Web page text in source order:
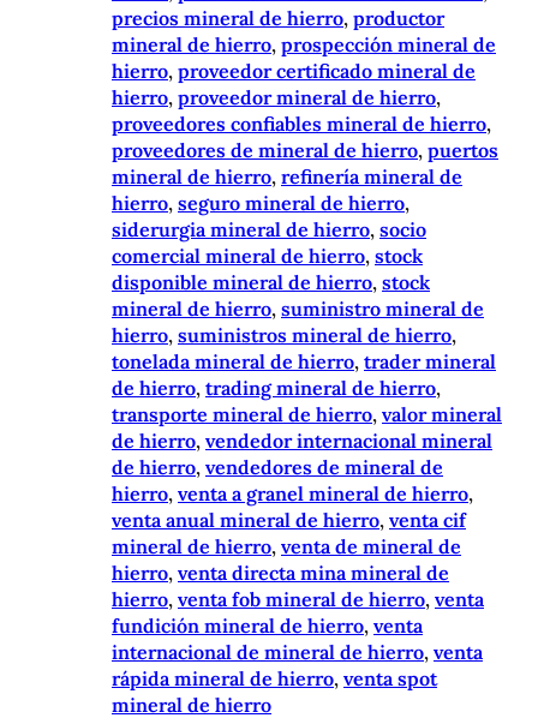
precios mineral de hierro, productor
mineral de hierro, prospección mineral de
hierro, proveedor certificado mineral de
hierro, proveedor mineral de hierro
proveedores confiables mineral de hierro
proveedores de mineral de hierro, puertos
mineral de hierro, refinería mineral de
hierro, seguro mineral de hierro
siderurgia mineral de hierro, socio
comercial mineral de hierro, stock
disponible mineral de hierro, stock
mineral de hierro, suministro mineral de
hierro, suministros mineral de hierro
tonelada mineral de hierro, trader mineral
de hierro, trading mineral de hierro
transporte mineral de hierro, valor mineral
de hierro, vendedor internacional mineral
de hierro, vendedores de mineral de
hierro, venta a granel mineral de hierro
venta anual mineral de hierro, venta cif
mineral de hierro, venta de mineral de
hierro, venta directa mina mineral de
hierro, venta fob mineral de hierro, venta
fundición mineral de hierro, venta
internacional de mineral de hierro, venta
rápida mineral de hierro, venta spot
mineral de hierro